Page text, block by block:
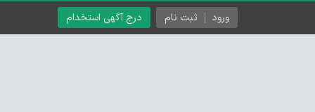
درج آگهی استخدام ورود ثبت نام